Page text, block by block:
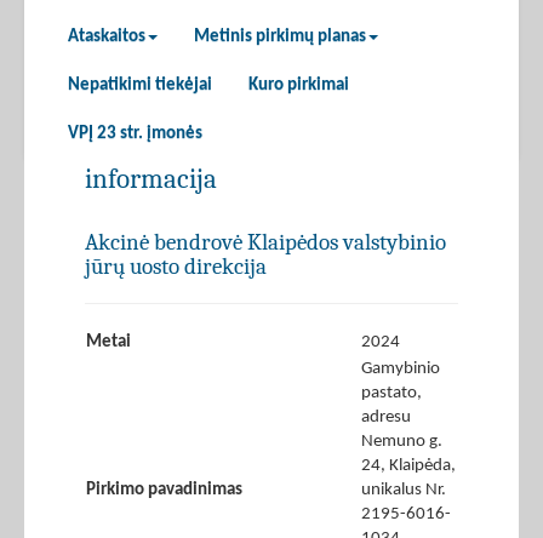
Ataskaitos Metinis pirkimų planas
Nepatikimi tiekėjai Kuro pirkimai
VPĮ 23 str. įmonės
informacija
Akcinė bendrovė Klaipėdos valstybinio
jūrų uosto direkcija
Metai 2024
Pirkimo pavadinimas
Gamybinio
pastato,
adresu
Nemuno g.
24, Klaipėda,
unikalus Nr.
2195-6016-